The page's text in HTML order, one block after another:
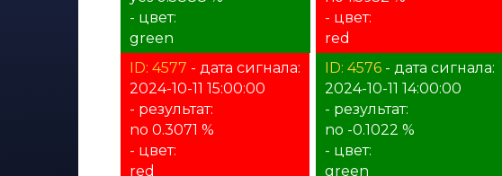
- цвет:
green
- цвет:
red
ID: 4577 - дата сигнала:
2024-10-11 15:00:00
- результат:
no 0.3071 %
- цвет:
red
ID: 4576 - дата сигнала:
2024-10-11 14:00:00
- результат:
no -0.1022 %
- цвет:
green